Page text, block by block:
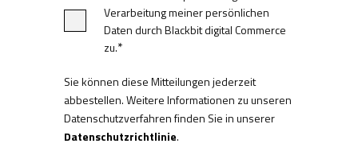
Verarbeitung meiner persönlichen
Daten durch Blackbit digital Commerce
zu.*
Sie können diese Mitteilungen jederzeit
abbestellen. Weitere Informationen zu unseren
Datenschutzverfahren finden Sie in unserer
Datenschutzrichtlinie.